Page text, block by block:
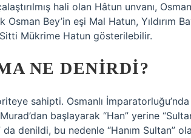
hali olan Hâtun unvanı,
Osman Bey’in eşi Mal Hatun, Yıldırım
Mükrime Hatun gösterilebilir.
NE DENIRDI?
sahipti. Osmanlı
başlayarak “Han” yerine
da denildi, bu nedenle “Hanım Sultan”